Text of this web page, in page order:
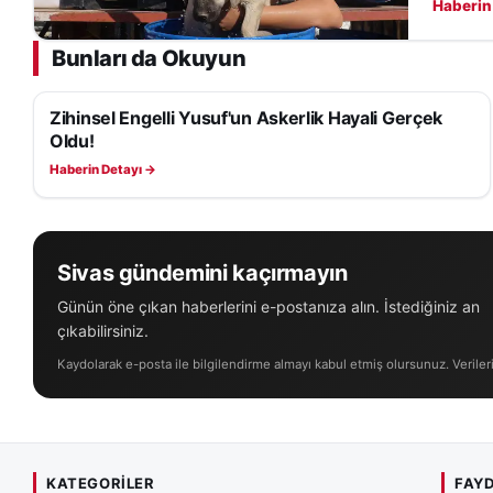
kişiler de bu
anayasanın
suçlamalardan
Bunları da Okuyun
YAŞAM
Zihinsel Engelli Yusuf'un Askerlik Hayali Gerçek
Oldu!
Haberin Detayı →
Sivas gündemini kaçırmayın
Günün öne çıkan haberlerini e-postanıza alın. İstediğiniz an
çıkabilirsiniz.
Kaydolarak e-posta ile bilgilendirme almayı kabul etmiş olursunuz.
KATEGORILER